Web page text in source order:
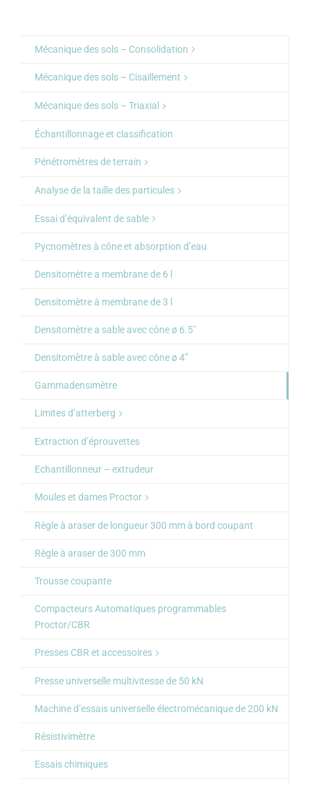
Mécanique des sols – Consolidation
Mécanique des sols – Cisaillement
Mécanique des sols – Triaxial
Échantillonnage et classification
Pénétromètres de terrain
Analyse de la taille des particules
Essai d’équivalent de sable
Pycnomètres à cône et absorption d’eau
Densitomètre a membrane de 6 l
Densitomètre à membrane de 3 l
Densitomètre a sable avec cône ø 6.5″
Densitomètre à sable avec cône ø 4”
Gammadensimètre
Limites d’atterberg
Extraction d’éprouvettes
Echantillonneur – extrudeur
Moules et dames Proctor
Règle à araser de longueur 300 mm à bord coupant
Règle à araser de 300 mm
Trousse coupante
Compacteurs Automatiques programmables
Proctor/CBR
Presses CBR et accessoires
Presse universelle multivitesse de 50 kN
Machine d’essais universelle électromécanique de 200 kN
Résistivimètre
Essais chimiques